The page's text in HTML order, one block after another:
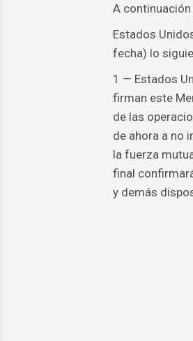
A
Estados
fecha) lo
1 — Estados
firman este
de las
de ahora a no
la fuerza
final
y demás